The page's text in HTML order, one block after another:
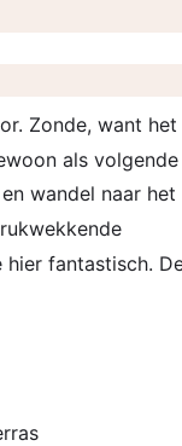
Zonde, want het
als volgende
en wandel naar het
hier fantastisch.